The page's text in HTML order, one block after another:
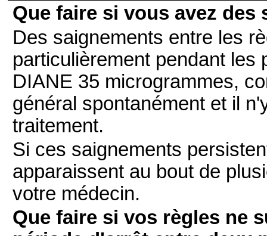
Que faire si vous avez des
Des saignements entre les
particulièrement pendant les
DIANE 35 microgrammes,
général spontanément et il
traitement.
Si ces saignements
apparaissent au bout de
votre médecin.
Que faire si vos règles ne